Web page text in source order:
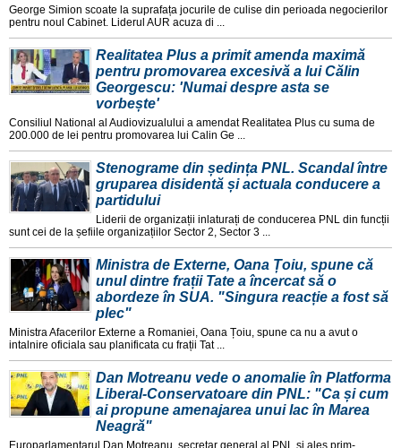
George Simion scoate la suprafața jocurile de culise din perioada negocierilor
pentru noul Cabinet. Liderul AUR acuza di ...
Realitatea Plus a primit amenda maximă
pentru promovarea excesivă a lui Călin
Georgescu: 'Numai despre asta se
vorbește'
Consiliul National al Audiovizualului a amendat Realitatea Plus cu suma de
200.000 de lei pentru promovarea lui Calin Ge ...
Stenograme din ședința PNL. Scandal între
gruparea disidentă și actuala conducere a
partidului
Liderii de organizații inlaturați de conducerea PNL din funcții
sunt cei de la șefiile organizațiilor Sector 2, Sector 3 ...
Ministra de Externe, Oana Țoiu, spune că
unul dintre frații Tate a încercat să o
abordeze în SUA. "Singura reacție a fost să
plec"
Ministra Afacerilor Externe a Romaniei, Oana Țoiu, spune ca nu a avut o
intalnire oficiala sau planificata cu frații Tat ...
Dan Motreanu vede o anomalie în Platforma
Liberal-Conservatoare din PNL: "Ca și cum
ai propune amenajarea unui lac în Marea
Neagră"
Europarlamentarul Dan Motreanu, secretar general al PNL și ales prim-